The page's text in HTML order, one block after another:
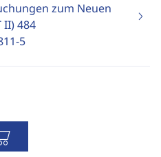
zum Neuen
II)484
5